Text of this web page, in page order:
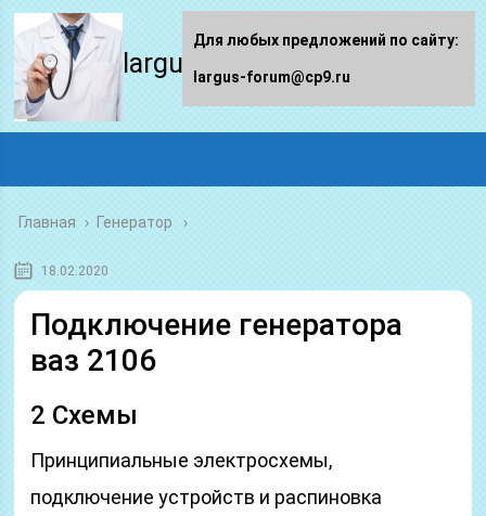
largus-forum.ru
Главная › Генератор
18.02.2020
Подключение генератора
ваз 2106
2 Схемы
Принципиальные электросхемы,
подключение устройств и распиновка
Для любых предложений по сайту:
largus-forum@cp9.ru